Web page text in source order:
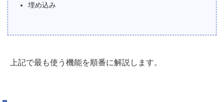
埋め込み
上記で最も使う機能を順番に解説します。